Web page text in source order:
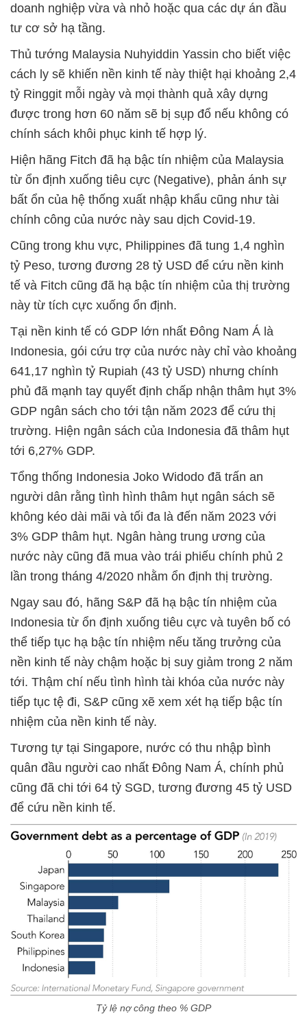
doanh nghiệp vừa và nhỏ hoặc qua các dự án đầu
tư cơ sở hạ tầng.
Thủ tướng Malaysia Nuhyiddin Yassin cho biết việc
cách ly sẽ khiến nền kinh tế này thiệt hại khoảng 2,4
tỷ Ringgit mỗi ngày và mọi thành quả xây dựng
được trong hơn 60 năm sẽ bị sụp đổ nếu không có
chính sách khôi phục kinh tế hợp lý.
Hiện hãng Fitch đã hạ bậc tín nhiệm của Malaysia
từ ổn định xuống tiêu cực (Negative), phản ánh sự
bất ổn của hệ thống xuất nhập khẩu cũng như tài
chính công của nước này sau dịch Covid-19.
Cũng trong khu vực, Philippines đã tung 1,4 nghìn
tỷ Peso, tương đương 28 tỷ USD để cứu nền kinh
tế và Fitch cũng đã hạ bậc tín nhiệm của thị trường
này từ tích cực xuống ổn định.
Tại nền kinh tế có GDP lớn nhất Đông Nam Á là
Indonesia, gói cứu trợ của nước này chỉ vào khoảng
641,17 nghìn tỷ Rupiah (43 tỷ USD) nhưng chính
phủ đã mạnh tay quyết định chấp nhận thâm hụt 3%
GDP ngân sách cho tới tận năm 2023 để cứu thị
trường. Hiện ngân sách của Indonesia đã thâm hụt
tới 6,27% GDP.
Tổng thống Indonesia Joko Widodo đã trấn an
người dân rằng tình hình thâm hụt ngân sách sẽ
không kéo dài mãi và tối đa là đến năm 2023 với
3% GDP thâm hụt. Ngân hàng trung ương của
nước này cũng đã mua vào trái phiếu chính phủ 2
lần trong tháng 4/2020 nhằm ổn định thị trường.
Ngay sau đó, hãng S&P đã hạ bậc tín nhiệm của
Indonesia từ ổn định xuống tiêu cực và tuyên bố có
thể tiếp tục hạ bậc tín nhiệm nếu tăng trưởng của
nền kinh tế này chậm hoặc bị suy giảm trong 2 năm
tới. Thậm chí nếu tình hình tài khóa của nước này
tiếp tục tệ đi, S&P cũng xẽ xem xét hạ tiếp bậc tín
nhiệm của nền kinh tế này.
Tương tự tại Singapore, nước có thu nhập bình
quân đầu người cao nhất Đông Nam Á, chính phủ
cũng đã chi tới 64 tỷ SGD, tương đương 45 tỷ USD
để cứu nền kinh tế.
Tỷ lệ nợ công theo % GDP